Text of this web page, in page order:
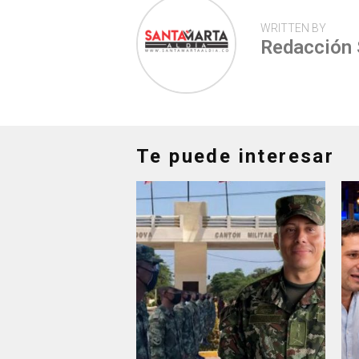
WRITTEN BY
Redacción
Te puede interesar